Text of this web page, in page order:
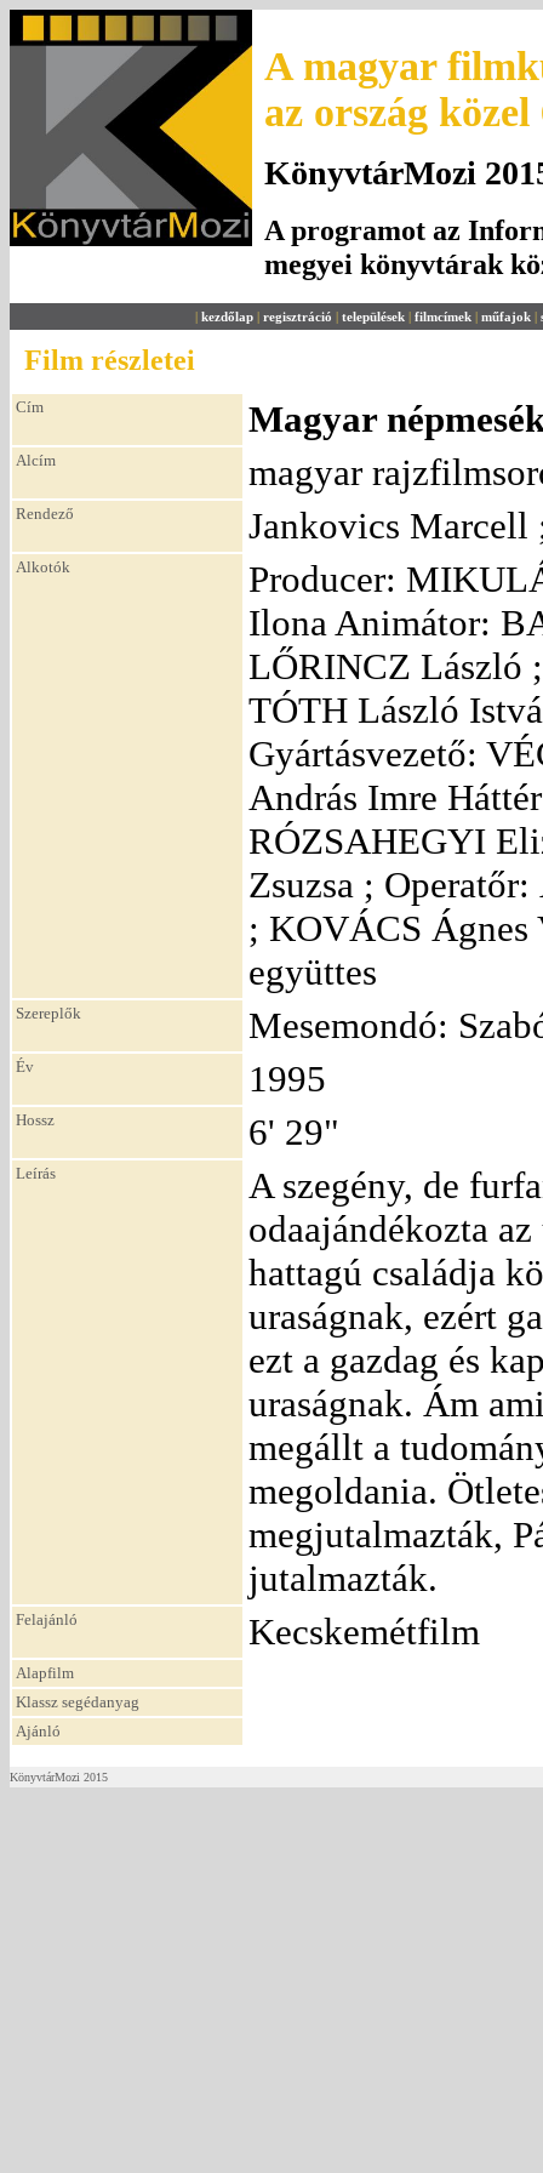
A magyar
az ország
KönyvtárMozi
A programot az
megyei könyvtárak
| kezdőlap | regisztráció | települések | filmcímek | műfajok |
Film részletei
Cím Magyar
Alcím magyar
Rendező Jankovics Marcell
Alkotók
Producer:
Ilona Animátor:
LŐRINCZ László
TÓTH László
Gyártásvezető:
András Imre
RÓZSAHEGYI
Zsuzsa ;
; KOVÁCS Ágnes
együttes
Szereplők Mesemondó:
Év 1995
Hossz 6' 29"
Leírás
A szegény, de
odaajándékozta
hattagú családja
uraságnak, ezért
ezt a gazdag és
uraságnak. Ám
megállt a
megoldania.
megjutalmazták,
jutalmazták.
Felajánló Kecskemétfilm
Alapfilm
Klassz segédanyag
Ajánló
KönyvtárMozi 2015